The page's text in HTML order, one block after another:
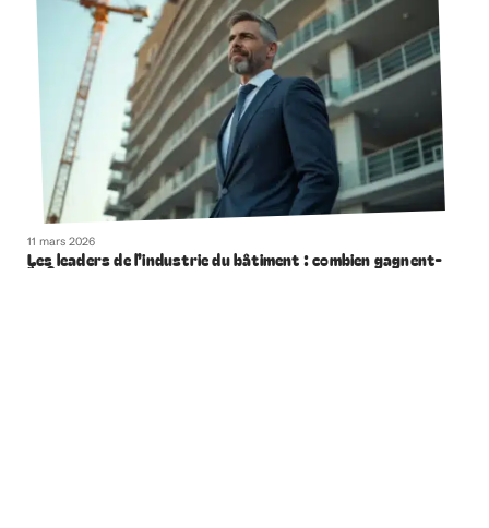
11 mars 2026
Les leaders de l’industrie du bâtiment : combien gagnent-
ils ?